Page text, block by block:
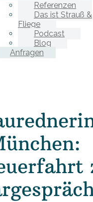
Referenzen
Das ist Strauß &
Fliege
Podcast
Blog
Anfragen